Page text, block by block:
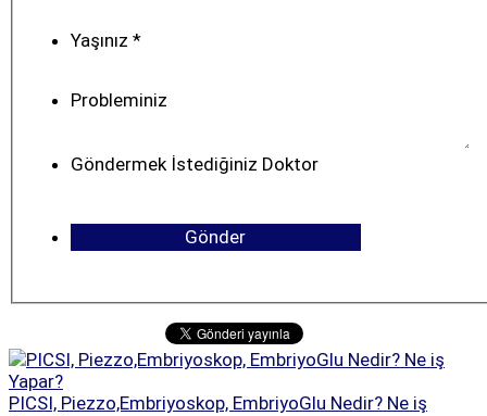
Yaşınız *
Probleminiz
Göndermek İstediğiniz Doktor
PICSI, Piezzo,Embriyoskop, EmbriyoGlu Nedir? Ne iş